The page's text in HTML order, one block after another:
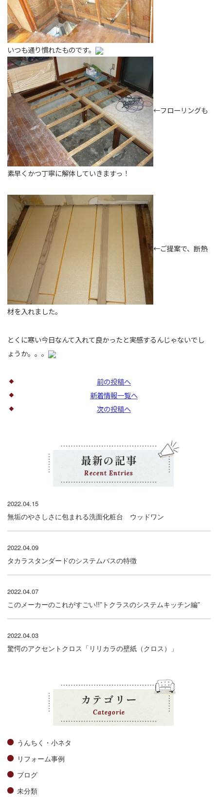
いつも通り慣れたものです。
←フローリングも
素早くかつ丁寧に解体していきますっ！
←ご提案で、断熱
材を入れました。
とくに寒い今日なんて入れて良かったと実感するんじゃないでし
ょうか。。。
前の投稿へ
新着情報一覧へ
次の投稿へ
最新の記事
Recent Entries
2022.04.15
無垢のやさしさに包まれる洗面化粧台 ウッドワン
2022.04.09
タカラスタンダードのシステムバスの特徴
2022.04.07
このメーカーのこれがすごい!!”トクラスのシステムキッチン編”
2022.04.03
驚愕のアクセントクロス「リリカラの壁紙（クロス）」
カテゴリー
Categorie
うんちく・小ネタ
リフォーム事例
ブログ
未分類